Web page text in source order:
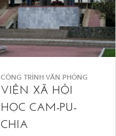
CÔNG TRÌNH VĂN PHÒNG
VIỆN XÃ HỘI
HỌC CAM-PU-
CHIA